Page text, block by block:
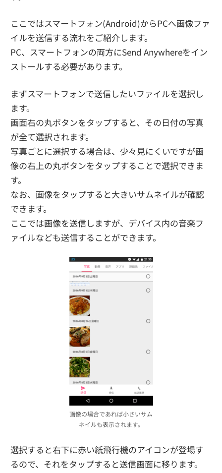
ここではスマートフォン(Android)からPCへ画像ファ
イルを送信する流れをご紹介します。
PC、スマートフォンの両方にSend Anywhereをイン
ストールする必要があります。
まずスマートフォンで送信したいファイルを選択し
ます。
画面右の丸ボタンをタップすると、その日付の写真
が全て選択されます。
写真ごとに選択する場合は、少々見にくいですが画
像の右上の丸ボタンをタップすることで選択できま
す。
なお、画像をタップすると大きいサムネイルが確認
できます。
ここでは画像を送信しますが、デバイス内の音楽フ
ァイルなども送信することができます。
画像の場合であれば小さいサム
ネイルも表示されます。
選択すると右下に赤い紙飛行機のアイコンが登場す
るので、それをタップすると送信画面に移ります。